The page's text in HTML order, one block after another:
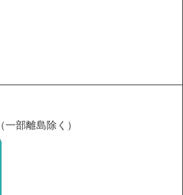
（一部離島除く）